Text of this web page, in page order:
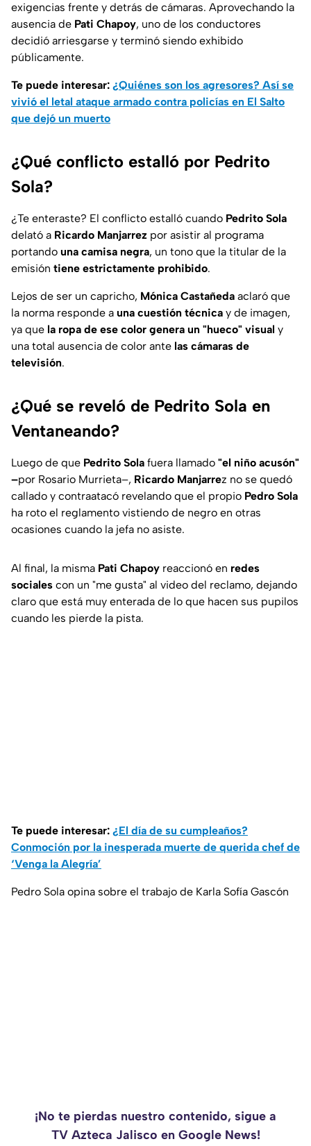
exigencias frente y detrás de cámaras. Aprovechando la
ausencia de Pati Chapoy, uno de los conductores
decidió arriesgarse y terminó siendo exhibido
públicamente.
Te puede interesar: ¿Quiénes son los agresores? Así se
vivió el letal ataque armado contra policías en El Salto
que dejó un muerto
¿Qué conflicto estalló por Pedrito
Sola?
¿Te enteraste? El conflicto estalló cuando Pedrito Sola
delató a Ricardo Manjarrez por asistir al programa
portando una camisa negra, un tono que la titular de la
emisión tiene estrictamente prohibido.
Lejos de ser un capricho, Mónica Castañeda aclaró que
la norma responde a una cuestión técnica y de imagen,
ya que la ropa de ese color genera un "hueco" visual y
una total ausencia de color ante las cámaras de
televisión.
¿Qué se reveló de Pedrito Sola en
Ventaneando?
Luego de que Pedrito Sola fuera llamado "el niño acusón"
–por Rosario Murrieta–, Ricardo Manjarrez no se quedó
callado y contraatacó revelando que el propio Pedro Sola
ha roto el reglamento vistiendo de negro en otras
ocasiones cuando la jefa no asiste.
Al final, la misma Pati Chapoy reaccionó en redes
sociales con un "me gusta" al video del reclamo, dejando
claro que está muy enterada de lo que hacen sus pupilos
cuando les pierde la pista.
Te puede interesar: ¿El día de su cumpleaños?
Conmoción por la inesperada muerte de querida chef de
‘Venga la Alegría’
Pedro Sola opina sobre el trabajo de Karla Sofía Gascón
¡No te pierdas nuestro contenido, sigue a
TV Azteca Jalisco en Google News!